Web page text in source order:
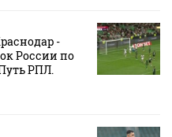
-
России по
РПЛ.